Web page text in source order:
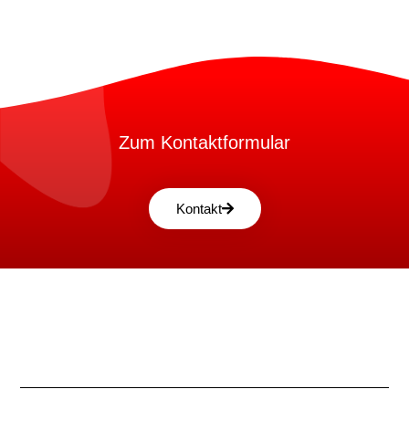
Zum Kontaktformular
Kontakt